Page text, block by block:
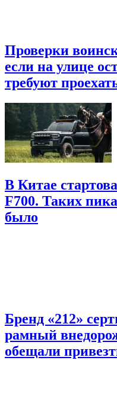
Проверки
если на улице
требуют
В Китае
F700. Таких
было
Бренд «212»
рамный
обещали